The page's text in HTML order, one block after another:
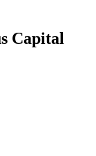
Capital